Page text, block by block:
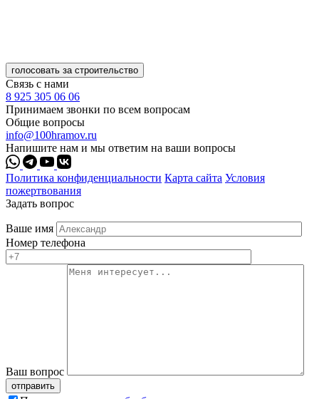
голосовать за строительство
Связь с нами
8 925 305 06 06
Принимаем звонки по всем вопросам
Общие вопросы
info@100hramov.ru
Напишите нам и мы ответим на ваши вопросы
Политика конфиденциальности Карта сайта Условия
пожертвования
Задать вопрос
Ваше имя
Номер телефона
Ваш вопрос